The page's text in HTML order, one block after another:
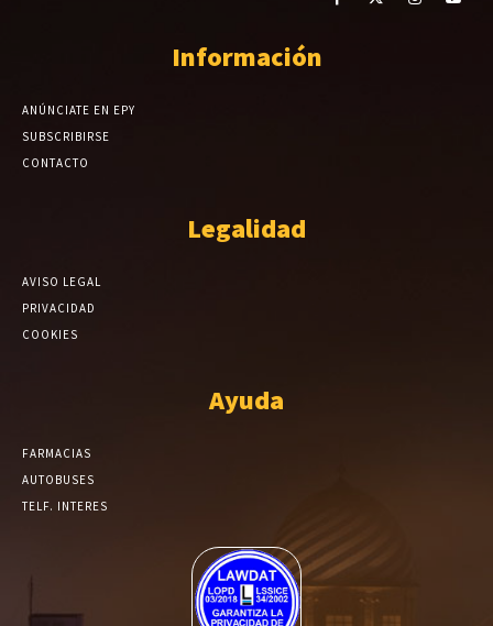
Información
ANÚNCIATE EN EPY
SUBSCRIBIRSE
CONTACTO
Legalidad
AVISO LEGAL
PRIVACIDAD
COOKIES
Ayuda
FARMACIAS
AUTOBUSES
TELF. INTERES